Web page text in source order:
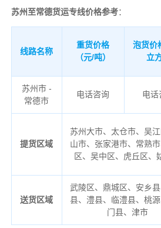
苏州至常德货运专线价格参考：
线路名称
重货价格
（元/吨）
泡货价
立
苏州市 -
常德市
电话咨询 电话
提货区域
苏州大市、太仓市、吴
山市、张家港市、常熟
区、吴中区、虎丘区、
送货区域
武陵区、鼎城区、安乡
县、澧县、临澧县、桃
门县、津市